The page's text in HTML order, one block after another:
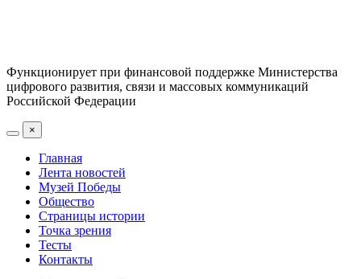
Функционирует при финансовой поддержке Министерства
цифрового развития, связи и массовых коммуникаций
Российской Федерации
×
Главная
Лента новостей
Музей Победы
Общество
Страницы истории
Точка зрения
Тесты
Контакты